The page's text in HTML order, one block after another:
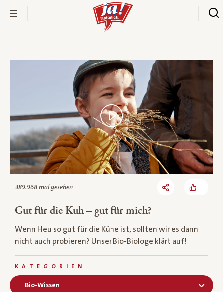
Bio-Thek
389.968 mal gesehen
Gut für die Kuh – gut für mich?
Wenn Heu so gut für die Kühe ist, sollten wir es dann
nicht auch probieren? Unser Bio-Biologe klärt auf!
KATEGORIEN
Bio-Wissen